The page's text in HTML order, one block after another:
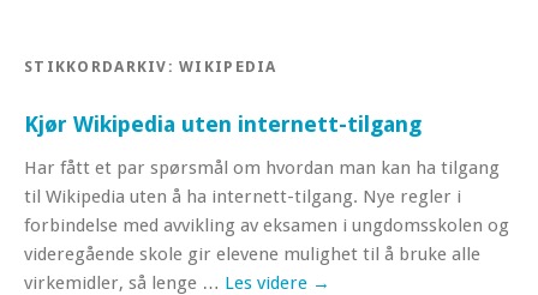
STIKKORDARKIV:WIKIPEDIA
Kjør Wikipedia uten internett-tilgang
Har fått et par spørsmål om hvordan man kan ha tilgang
til Wikipedia uten å ha internett-tilgang. Nye regler i
forbindelse med avvikling av eksamen i ungdomsskolen og
videregående skole gir elevene mulighet til å bruke alle
virkemidler, så lenge … Les videre →